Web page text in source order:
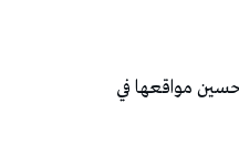
مواقعها في